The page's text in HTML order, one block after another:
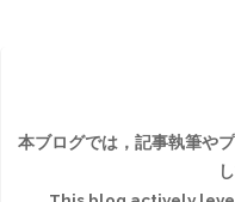
本ブログでは，記事執筆や